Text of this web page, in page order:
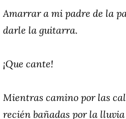
Amarrar a mi padre de la
darle la guitarra.
¡Que cante!
Mientras camino por las
recién bañadas por la